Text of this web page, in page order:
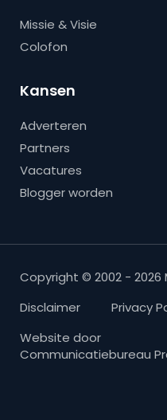
Missie & Visie
Colofon
Kansen
Adverteren
Partners
Vacatures
Blogger worden
Copyright © 2002 -
Disclaimer
Privacy
Website door
Communicatiebureau